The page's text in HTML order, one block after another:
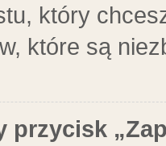
który
które są
przycisk